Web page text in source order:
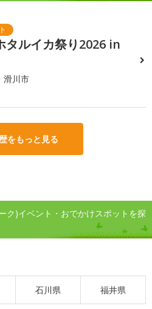
タルイカ祭り2026 in
滑川市
をもっと見る
ク)イベント・おでかけスポットを探
石川県 福井県